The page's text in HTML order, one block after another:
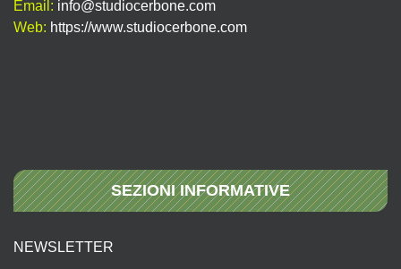
Email: info@studiocerbone.com
Web: https://www.studiocerbone.com
SEZIONI INFORMATIVE
NEWSLETTER